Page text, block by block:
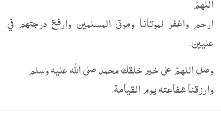
اللهمّ
ارحم واغفر لموتانا وموتى المسلمين وارفع درجتهم في
عليين.
وصل اللهمّ على خير خلقك محمد صلى الله عليه وسلم
وارزقنا شفاعته يوم القيامة.